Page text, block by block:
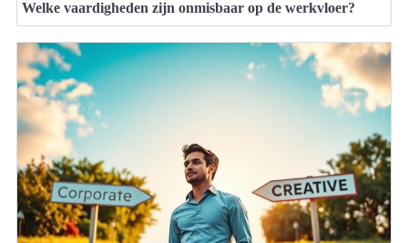
Welke vaardigheden zijn onmisbaar op de werkvloer?